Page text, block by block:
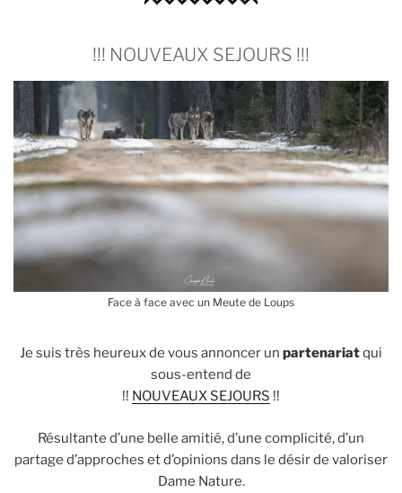
!!! NOUVEAUX SEJOURS !!!
Face à face avec un Meute de Loups
Je suis très heureux de vous annoncer un partenariatqui
sous-entend de
!! NOUVEAUX SEJOURS !!
Résultante d’une belle amitié, d’une complicité, d’un
partage d’approches et d’opinions dans le désir de valoriser
Dame Nature.